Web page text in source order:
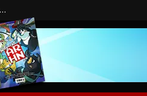
BONUS: Jak w tym kawale. A ja wiem co się zepsuło. Automat się zepsuł.